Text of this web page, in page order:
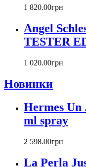
Carolina Herrera
Cartier
Chanel
Chevignon
Chopard
Christian Dior
Christian Lacroix
Christina Aguilera
Cindy Crawford
Clive Christian
1 820.00грн
Angel
TESTER
1 020.00грн
Новинки
Hermes Un
ml spray
2 598.00грн
La Perla